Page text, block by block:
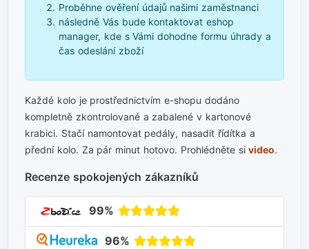
Proběhne ověření údajů našimi zaměstnanci
následně Vás bude kontaktovat eshop
manager, kde s Vámi dohodne formu úhrady a
čas odeslání zboží
Každé kolo je prostřednictvím e-shopu dodáno
kompletně zkontrolované a zabalené v kartonové
krabici. Stačí namontovat pedály, nasadit řídítka a
přední kolo. Za pár minut hotovo. Prohlédněte sivideo.
Recenze spokojených zákazníků
99%
96%